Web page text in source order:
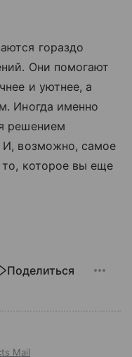
гораздо
Они помогают
и уютнее, а
Иногда именно
решением
И, возможно, самое
которое вы еще
Поделиться
Mail